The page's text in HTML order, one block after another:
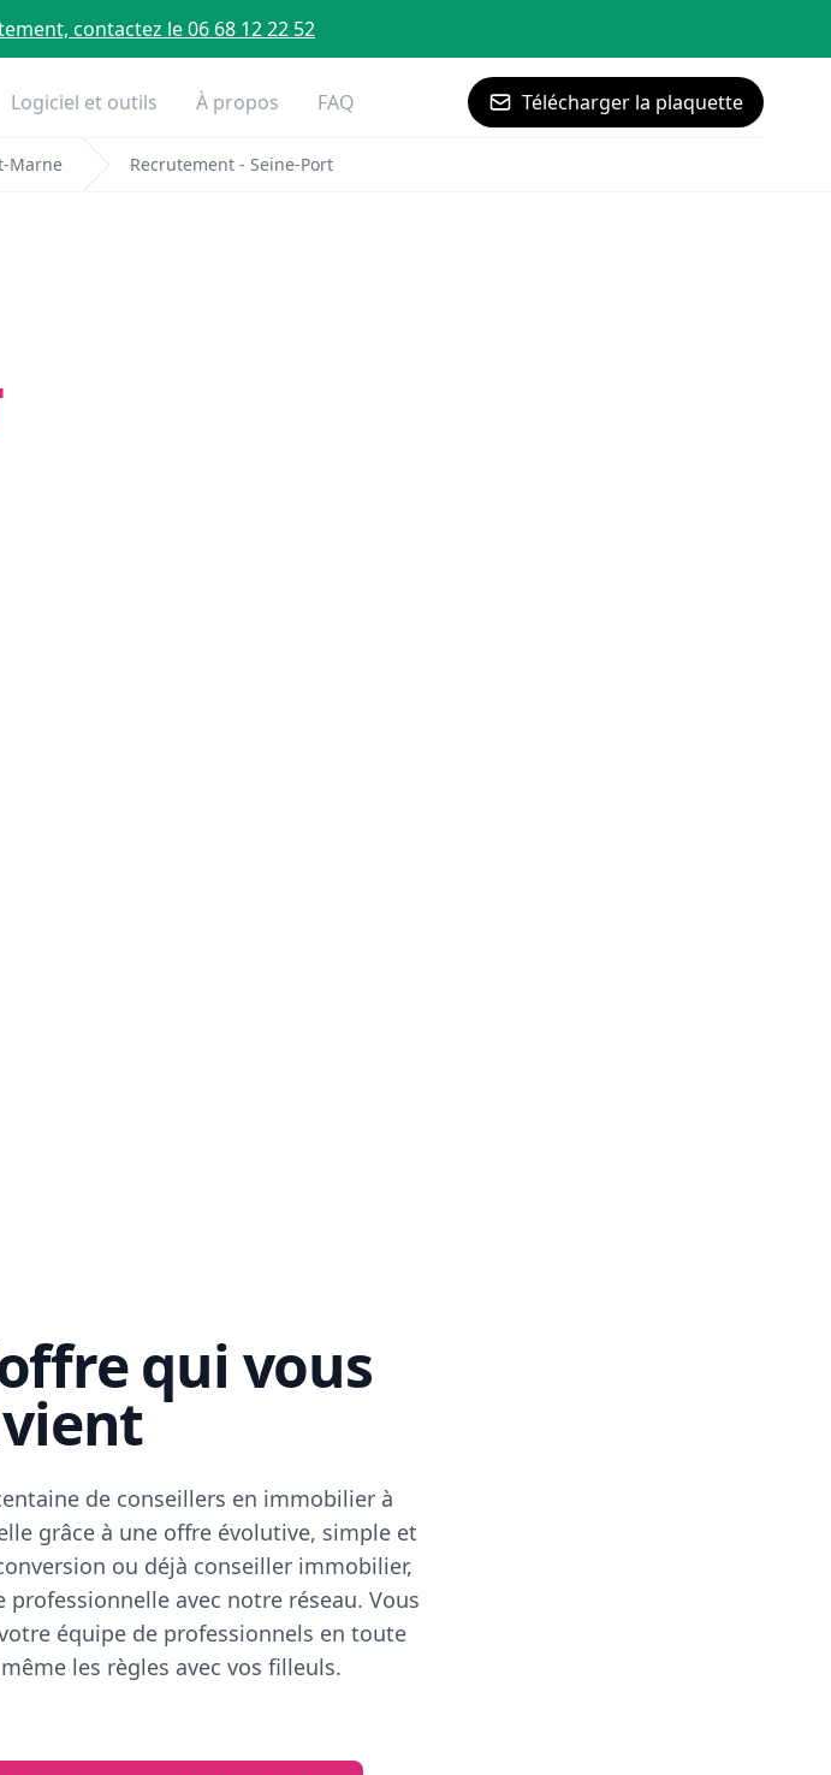
contactez le 06 68 12 22 52
Logiciel et outils À propos FAQ Télécharger la plaquette
Marne Recrutement - Seine-Port
qui vous
de conseillers en immobilier à
grâce à une offre évolutive, simple et
ou déjà conseiller immobilier,
avec notre réseau. Vous
équipe de professionnels en toute
les règles avec vos filleuls.